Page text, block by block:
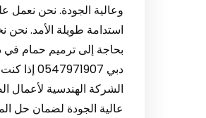
وعالية الجودة. نحن نعمل
استدامة طويلة الأمد. نحن
دبي
الشركة الهندسية لأعمال
عالية الجودة لضمان حل